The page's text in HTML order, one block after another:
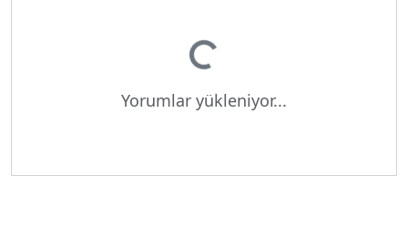
Yükleniyor...
Yorumlar yükleniyor...